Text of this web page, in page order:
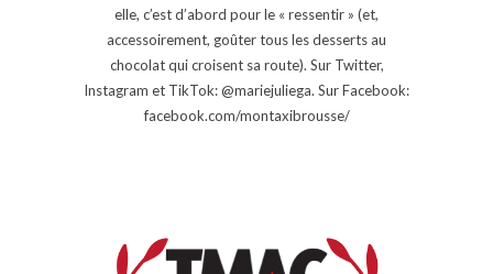
elle, c’est d’abord pour le « ressentir » (et,
accessoirement, goûter tous les desserts au
chocolat qui croisent sa route). Sur Twitter,
Instagram et TikTok: @mariejuliega. Sur Facebook:
facebook.com/montaxibrousse/